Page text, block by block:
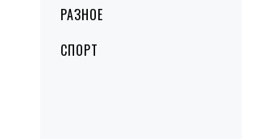
РАЗНОЕ
СПОРТ